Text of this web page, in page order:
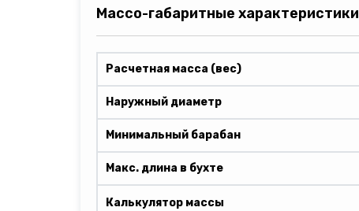
Массо-габаритные характеристики
Расчетная масса (вес)
Наружный диаметр
Минимальный барабан
Макс. длина в бухте
Калькулятор массы